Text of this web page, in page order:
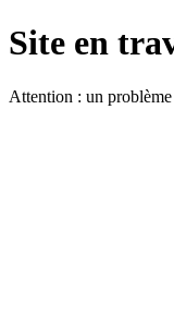
Site en
Attention : un